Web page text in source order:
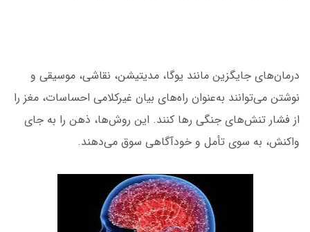
درمان‌های جایگزین مانند یوگا، مدیتیشن، نقاشی، موسیقی و
نوشتن می‌توانند به‌عنوان راه‌های بیان غیرکلامی احساسات، مغز را
از فشار تنش‌های جنگی رها کنند. این روش‌ها، ذهن را به جای
واکنش، به سوی تأمل و خودآگاهی سوق می‌دهند.